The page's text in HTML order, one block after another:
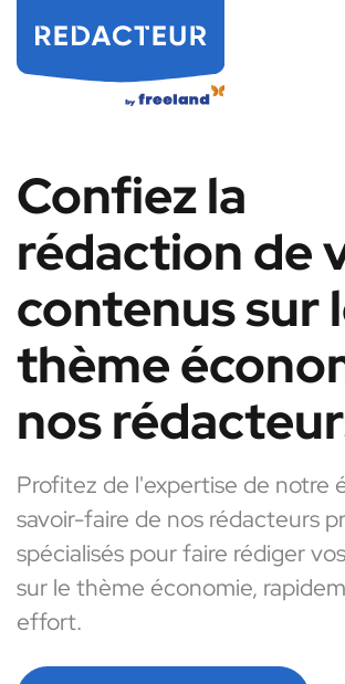
Confiez la
rédaction de
contenus sur
thème
nos
Profitez de l'expertise de notre
savoir-faire de nos rédacteurs
spécialisés pour faire rédiger
sur le thème économie,
effort.